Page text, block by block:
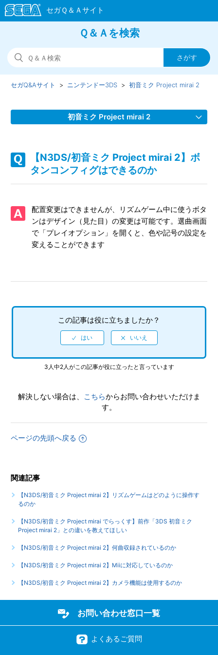
Ｑ＆Ａを検索
セガQ&Aサイト ニンテンドー3DS 初音ミク Project mirai 2
初音ミク Project mirai 2
すれば選択できるようになるのか
【N3DS/初音ミク Project mirai 2】ルームデザイン（ルーム
【N3DS/初音ミク Project mirai 2】「ARステーション」や
「ミライステーション」「PVシアター」で使用できない楽
曲はあるのか
【N3DS/初音ミク Project mirai 2】ARモードでARカードを
うまく認識できないことがある
【N3DS/初音ミク Project mirai 2】Miiに対応しているのか
【N3DS/初音ミク Project mirai 2】カメラ機能は使用するの
【N3DS/初音ミク Project mirai 2】ダウンロードプレイ（1
【N3DS/初音ミク Project mirai 2】ボ
タンコンフィグはできるのか
配置変更はできませんが、リズムゲーム中に使うボタ
ンはデザイン（見た目）の変更は可能です。選曲画面
で「プレイオプション」を開くと、色や記号の設定を
変えることができます
この記事は役に立ちましたか？
3人中2人がこの記事が役に立ったと言っています
解決しない場合は、 こちらからお問い合わせいただけま
す。
ページの先頭へ戻る
関連記事
【N3DS/初音ミク Project mirai 2】リズムゲームはどのように操作す
るのか
【N3DS/初音ミク Project mirai でらっくす】前作「3DS 初音ミク
Project mirai 2」との違いを教えてほしい
【N3DS/初音ミク Project mirai 2】何曲収録されているのか
【N3DS/初音ミク Project mirai 2】Miiに対応しているのか
【N3DS/初音ミク Project mirai 2】カメラ機能は使用するのか
お問い合わせ窓口一覧
よくあるご質問